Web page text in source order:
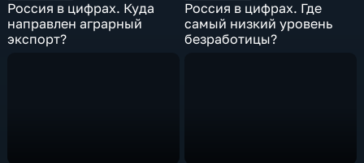
Россия в цифрах. Куда
направлен аграрный
экспорт?
Россия в цифрах. Где
самый низкий уровень
безработицы?